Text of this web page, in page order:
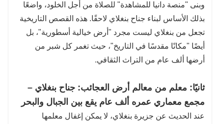
وبنى "منصة دانيا للمشاهدة" للصلاة من أجل الخلود، واضعًا
بذلك الأساس لبناء جناح بنغلاي لاحقًا. هذه القصص التاريخية
تجعل من بنغلاي ليست مجرد "أرض خيالية أسطورية"، بل
أيضًا "مكانًا مقدسًا في التاريخ"، حيث تغمر كل شبر من
أرضها ألف عام من التراث الثقافي.
ثانيًا: معلم من معالم أرض العجائب: جناح بنغلاي –
مجمع معماري عمره ألف عام يقع بين الجبال والبحر
عند الحديث عن جزيرة بنغلاي، لا يمكن إغفال معلمها